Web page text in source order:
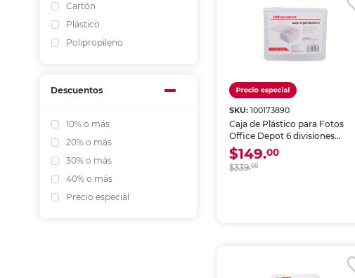
Cartón
Plástico
Polipropileno
Descuentos
10% o más
20% o más
30% o más
40% o más
Precio especial
SKU:100173890
Caja de Plástico para Fotos
Office Depot 6 divisiones
Transparente
$149.00
$339.00